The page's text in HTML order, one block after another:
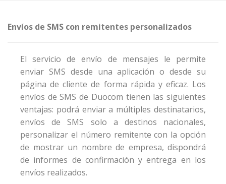
Envíos de SMS con remitentes personalizados
El servicio de envío de mensajes le permite
enviar SMS desde una aplicación o desde su
página de cliente de forma rápida y eficaz. Los
envíos de SMS de Duocom tienen las siguientes
ventajas: podrá enviar a múltiples destinatarios,
envíos de SMS solo a destinos nacionales,
personalizar el número remitente con la opción
de mostrar un nombre de empresa, dispondrá
de informes de confirmación y entrega en los
envíos realizados.